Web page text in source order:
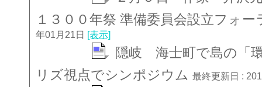
１３００年祭 準備委員会設立フォ
年01月21日 [表示]
隠岐 海士町で島の「
リズ視点でシンポジウム 最終更新日 :